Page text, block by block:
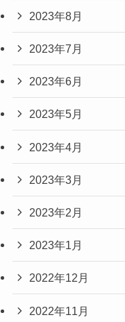
2023年8月
2023年7月
2023年6月
2023年5月
2023年4月
2023年3月
2023年2月
2023年1月
2022年12月
2022年11月